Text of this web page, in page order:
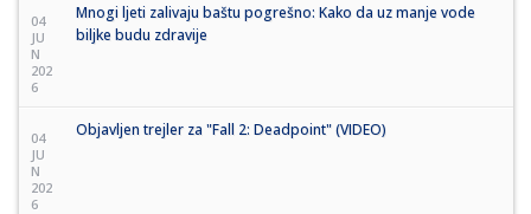
04
JU
N
202
6
Mnogi ljeti zalivaju baštu pogrešno: Kako da uz manje vode
biljke budu zdravije
04
JU
N
202
6
Objavljen trejler za "Fall 2: Deadpoint" (VIDEO)